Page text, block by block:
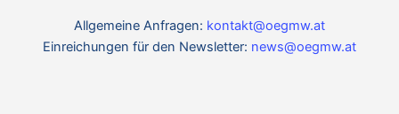
Allgemeine Anfragen: kontakt@oegmw.at
Einreichungen für den Newsletter: news@oegmw.at